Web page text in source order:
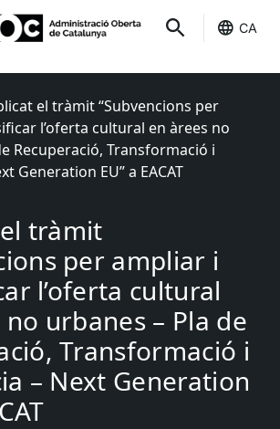
CA
el tràmit “Subvencions per
l’oferta cultural en àrees no
Recuperació, Transformació i
Generation EU” a EACAT
tràmit
per ampliar i
l’oferta cultural
urbanes – Pla de
Transformació i
– Next Generation